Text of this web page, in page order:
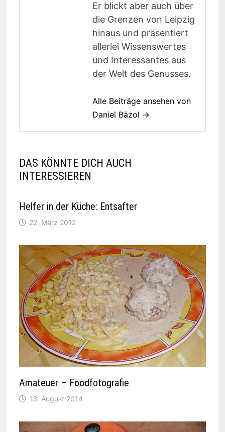
Er blickt aber auch über
die Grenzen von Leipzig
hinaus und präsentiert
allerlei Wissenswertes
und Interessantes aus
der Welt des Genusses.
Alle Beiträge ansehen von
Daniel Bäzol →
DAS KÖNNTE DICH AUCH
INTERESSIEREN
Helfer in der Küche: Entsafter
22. März 2012
Amateuer – Foodfotografie
13. August 2014